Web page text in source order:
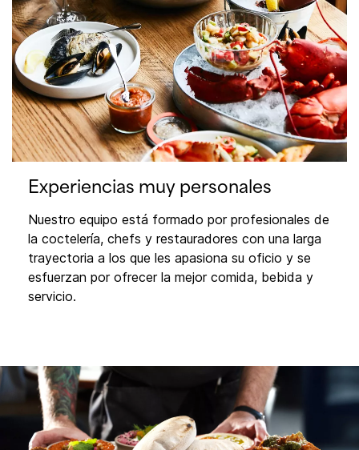
Experiencias muy personales
Nuestro equipo está formado por profesionales de
la coctelería, chefs y restauradores con una larga
trayectoria a los que les apasiona su oficio y se
esfuerzan por ofrecer la mejor comida, bebida y
servicio.